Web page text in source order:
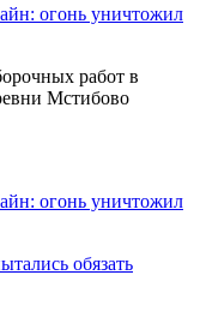
огонь уничтожил
работ в
Мстибово
огонь уничтожил
обязать